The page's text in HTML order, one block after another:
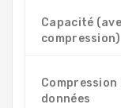
Capacité
compression)
Compression
données